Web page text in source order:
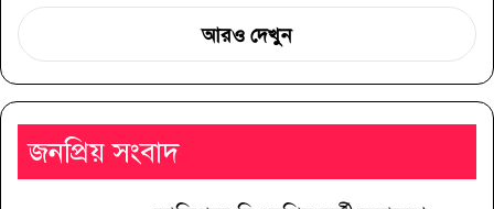
আরও দেখুন
জনপ্রিয় সংবাদ